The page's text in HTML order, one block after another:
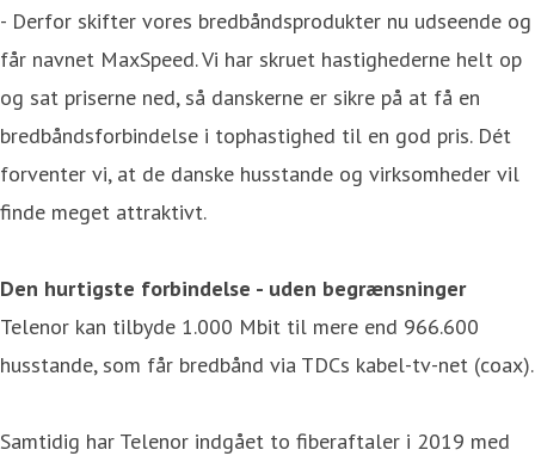
- Derfor skifter vores bredbåndsprodukter nu udseende og
får navnet MaxSpeed. Vi har skruet hastighederne helt op
og sat priserne ned, så danskerne er sikre på at få en
bredbåndsforbindelse i tophastighed til en god pris. Dét
forventer vi, at de danske husstande og virksomheder vil
finde meget attraktivt.
Den hurtigste forbindelse - uden begrænsninger
Telenor kan tilbyde 1.000 Mbit til mere end 966.600
husstande, som får bredbånd via TDCs kabel-tv-net (coax).
Samtidig har Telenor indgået to fiberaftaler i 2019 med